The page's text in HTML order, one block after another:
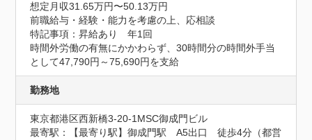
想定月収31.65万円〜50.13万円
前職給与・経験・能力を考慮の上、応相談
特記事項：昇給あり　年1回
時間外労働の有無にかかわらず、30時間分の時間外手当
として47,790円～75,690円を支給
勤務地
東京都港区西新橋3-20-1MSC御成門ビル
最寄駅：【最寄り駅】御成門駅　A5出口　徒歩4分（都営